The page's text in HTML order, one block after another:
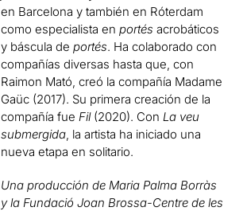
en Barcelona y también en Róterdam
como especialista enportés acrobáticos
y báscula deportés. Ha colaborado con
compañías diversas hasta que, con
Raimon Mató, creó la compañía Madame
Gaüc (2017). Su primera creación de la
compañía fueFil(2020). ConLa veu
submergida, la artista ha iniciado una
nueva etapa en solitario.
Una producción de Maria Palma Borràs
y la Fundació Joan Brossa-Centre de les